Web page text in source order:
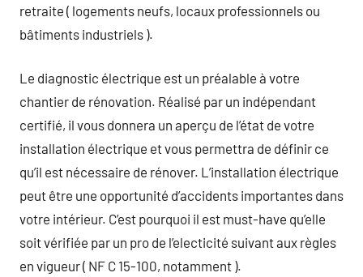
retraite ( logements neufs, locaux professionnels ou
bâtiments industriels ).
Le diagnostic électrique est un préalable à votre
chantier de rénovation. Réalisé par un indépendant
certifié, il vous donnera un aperçu de l’état de votre
installation électrique et vous permettra de définir ce
qu’il est nécessaire de rénover. L’installation électrique
peut être une opportunité d’accidents importantes dans
votre intérieur. C’est pourquoi il est must-have qu’elle
soit vérifiée par un pro de l’electicité suivant aux règles
en vigueur ( NF C 15-100, notamment ).